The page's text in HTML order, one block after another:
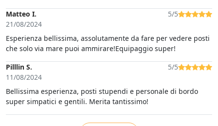
Matteo I.
21/08/2024
5/5
Esperienza bellissima, assolutamente da fare per vedere posti
che solo via mare puoi ammirare!Equipaggio super!
Pilllin S.
11/08/2024
5/5
Bellissima esperienza, posti stupendi e personale di bordo
super simpatici e gentili. Merita tantissimo!